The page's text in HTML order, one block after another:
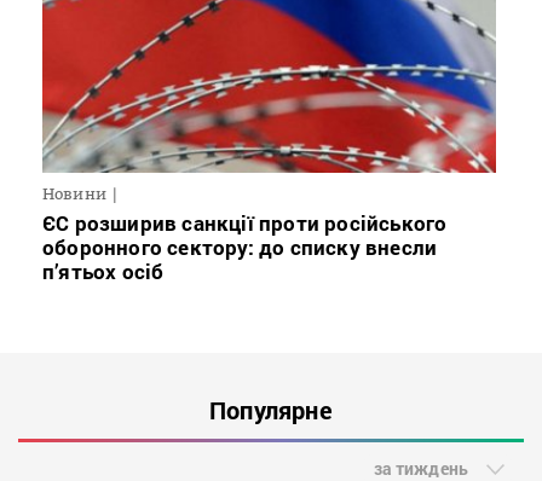
Новини
ЄС розширив санкції проти російського
оборонного сектору: до списку внесли
п’ятьох осіб
Популярне
за тиждень